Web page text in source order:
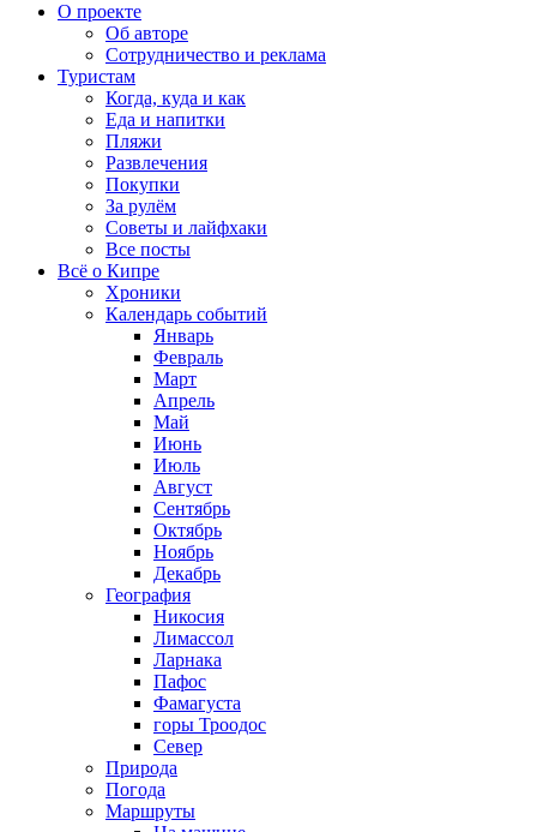
О проекте
Об авторе
Сотрудничество и реклама
Туристам
Когда, куда и как
Еда и напитки
Пляжи
Развлечения
Покупки
За рулём
Советы и лайфхаки
Все посты
Всё о Кипре
Хроники
Календарь событий
Январь
Февраль
Март
Апрель
Май
Июнь
Июль
Август
Сентябрь
Октябрь
Ноябрь
Декабрь
География
Никосия
Лимассол
Ларнака
Пафос
Фамагуста
горы Троодос
Север
Природа
Погода
Маршруты